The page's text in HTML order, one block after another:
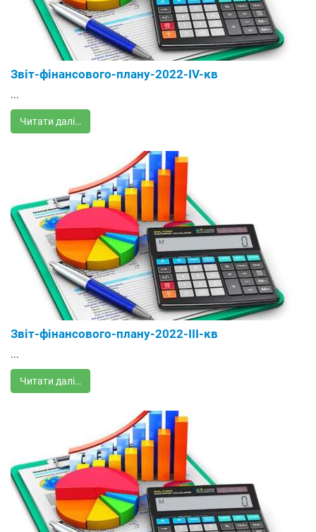
Звіт-фінансового-плану-2022-IV-кв
...
Читати далі…
Звіт-фінансового-плану-2022-ІІІ-кв
...
Читати далі…